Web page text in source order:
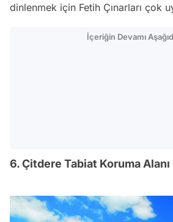
dinlenmek için Fetih Çınarları çok
İçeriğin Devamı
6. Çitdere Tabiat Koruma Alanı